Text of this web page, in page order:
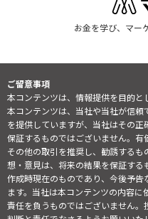
お金を学び、マー
ご留意事項
本コンテンツは、情報提供を目的と
本コンテンツは、当社や当社が信
を提供していますが、当社はその
保証するものではございません。有
その他の取引を推奨し、勧誘する
想・意見は、将来の結果を保証す
作成時現在のものであり、今後予
ます。当社は本コンテンツの内容
責任を負うものではございません